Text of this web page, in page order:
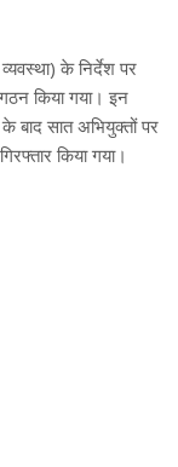
के निर्देश पर
किया गया। इन
बाद सात अभियुक्तों पर
किया गया।